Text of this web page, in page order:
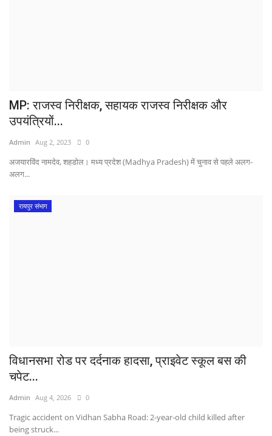
MP: राजस्व निरीक्षक, सहायक राजस्व निरीक्षक और
उपयंत्रियों...
Admin Aug 2, 2023 0
अजयारविंद नामदेव, शहडोल। मध्य प्रदेश (Madhya Pradesh) में चुनाव से पहले अलग-
अलग...
रायपुर संभाग
विधानसभा रोड पर दर्दनाक हादसा, प्राइवेट स्कूल बस की
चपेट...
Admin Aug 4, 2026 0
Tragic accident on Vidhan Sabha Road: 2-year-old child killed after
being struck...